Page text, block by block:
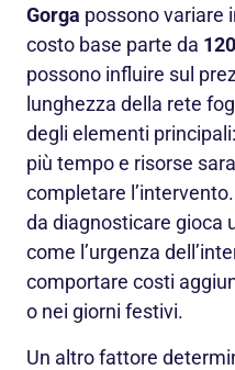
Gorga possono variare
costo base parte da
possono influire sul
lunghezza della rete
degli elementi
più tempo e risorse
completare
da diagnosticare gioca
come l’urgenza
comportare costi
o nei giorni festivi.
Un altro fattore